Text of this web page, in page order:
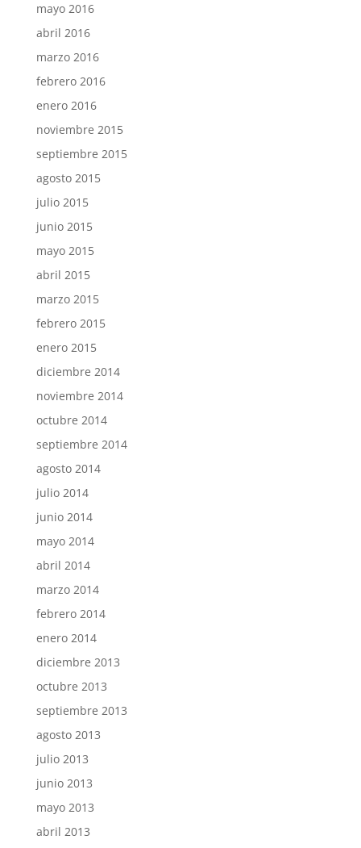
mayo 2016
abril 2016
marzo 2016
febrero 2016
enero 2016
noviembre 2015
septiembre 2015
agosto 2015
julio 2015
junio 2015
mayo 2015
abril 2015
marzo 2015
febrero 2015
enero 2015
diciembre 2014
noviembre 2014
octubre 2014
septiembre 2014
agosto 2014
julio 2014
junio 2014
mayo 2014
abril 2014
marzo 2014
febrero 2014
enero 2014
diciembre 2013
octubre 2013
septiembre 2013
agosto 2013
julio 2013
junio 2013
mayo 2013
abril 2013